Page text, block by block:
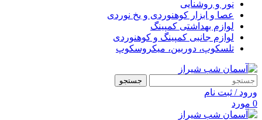
نور و روشنایی
عصا و ابزار کوهنوردی و یخ نوردی
لوازم بهداشتی کمپینگ
لوازم جانبی کمپینگ و کوهنوردی
تلسکوپ، دوربین، میکروسکوپ
جستجو
ورود / ثبت نام
0 مورد